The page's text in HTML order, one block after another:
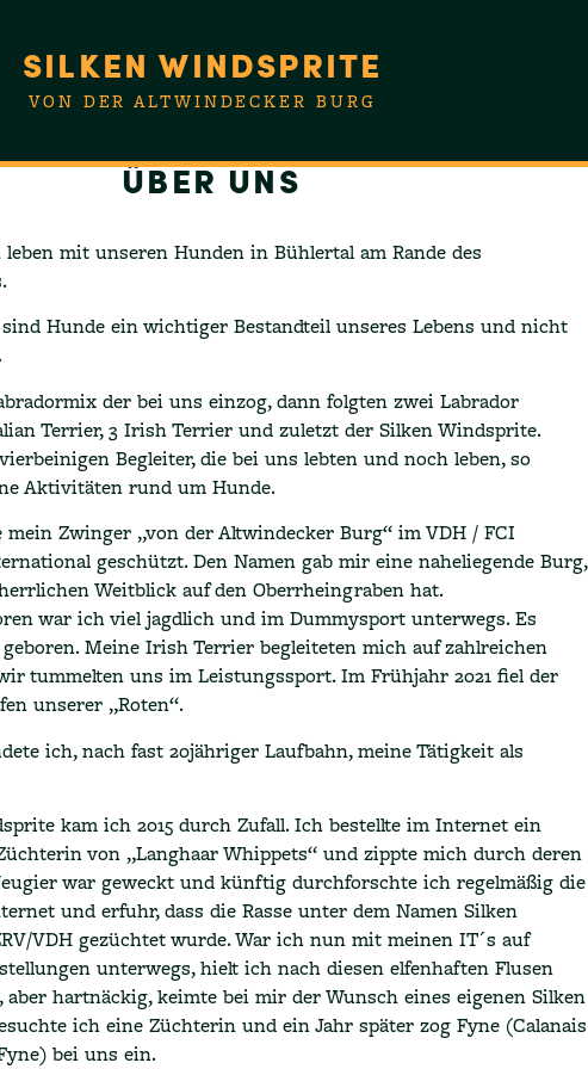
SILKEN WINDSPRITE
VON DER ALTWINDECKER BURG
ÜBER UNS
mit unseren Hunden in Bühlertal am Rande des
Hunde ein wichtiger Bestandteil unseres Lebens und nicht
der bei uns einzog, dann folgten zwei Labrador
Terrier, 3 Irish Terrier und zuletzt der Silken Windsprite.
Begleiter, die bei uns lebten und noch leben, so
Aktivitäten rund um Hunde.
Zwinger „von der Altwindecker Burg“ im VDH / FCI
geschützt. Den Namen gab mir eine naheliegende Burg,
Weitblick auf den Oberrheingraben hat.
war ich viel jagdlich und im Dummysport unterwegs. Es
Meine Irish Terrier begleiteten mich auf zahlreichen
tummelten uns im Leistungssport. Im Frühjahr 2021 fiel der
unserer „Roten“.
ich, nach fast 20jähriger Laufbahn, meine Tätigkeit als
kam ich 2015 durch Zufall. Ich bestellte im Internet ein
von „Langhaar Whippets“ und zippte mich durch deren
war geweckt und künftig durchforschte ich regelmäßig die
und erfuhr, dass die Rasse unter dem Namen Silken
VDH gezüchtet wurde. War ich nun mit meinen IT´s auf
unterwegs, hielt ich nach diesen elfenhaften Flusen
aber hartnäckig, keimte bei mir der Wunsch eines eigenen Silken
ich eine Züchterin und ein Jahr später zog Fyne (Calanais
bei uns ein.